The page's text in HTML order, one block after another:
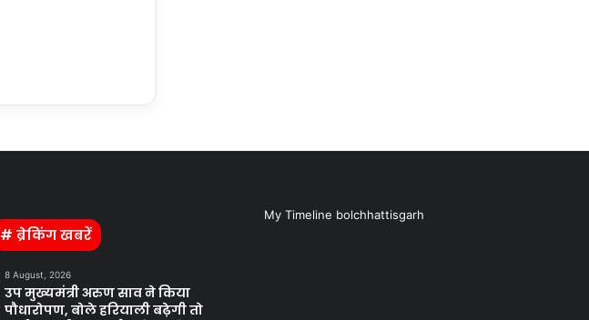
# ब्रेकिंग खबरें
8 August, 2026
उप मुख्यमंत्री अरुण साव ने किया
पौधारोपण, बोले हरियाली बढ़ेगी तो
My Timeline bolchhattisgarh